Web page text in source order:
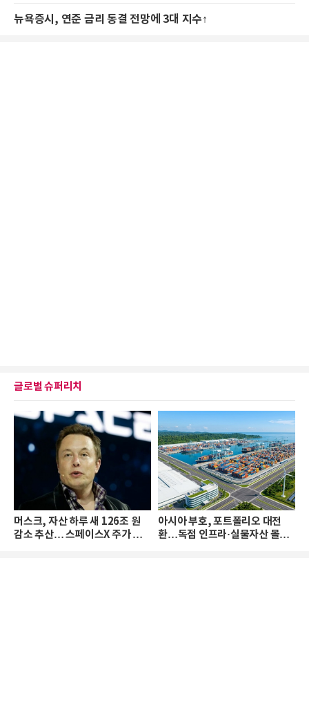
뉴욕증시, 연준 금리 동결 전망에 3대 지수↑
글로벌 슈퍼리치
머스크, 자산 하루 새 126조 원
감소 추산… 스페이스X 주가 하
아시아 부호, 포트폴리오 대전
환…독점 인프라·실물자산 몰린